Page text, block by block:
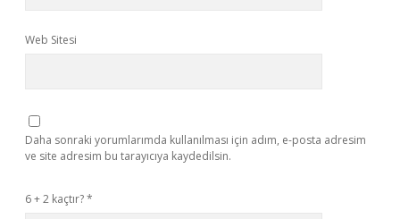
Web Sitesi
Daha sonraki yorumlarımda kullanılması için adım, e-posta adresim
ve site adresim bu tarayıcıya kaydedilsin.
6 + 2 kaçtır?*